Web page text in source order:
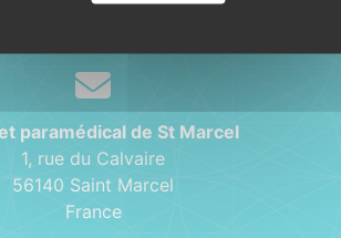
paramédical de St Marcel
1, rue du Calvaire
56140 Saint Marcel
France